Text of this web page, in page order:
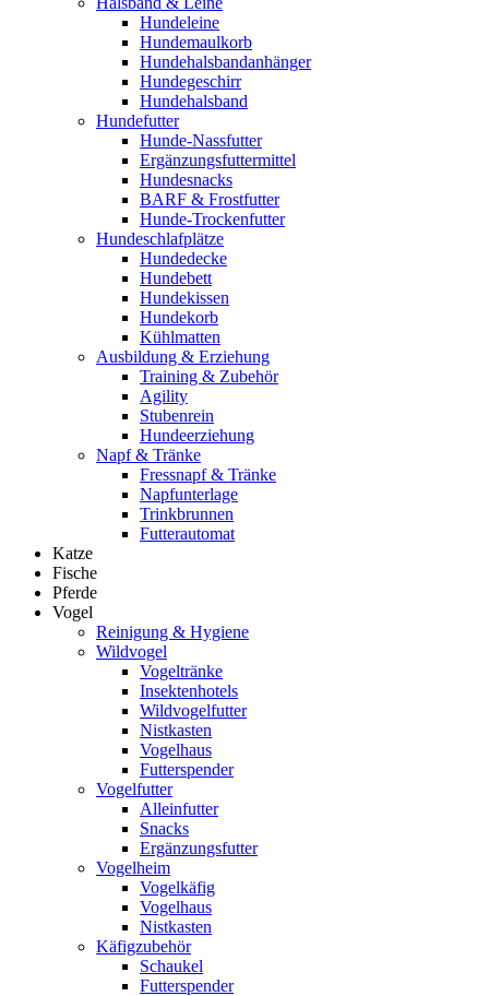
Hundeleine
Hundemaulkorb
Hundehalsbandanhänger
Hundegeschirr
Hundehalsband
Hundefutter
Hunde-Nassfutter
Ergänzungsfuttermittel
Hundesnacks
BARF & Frostfutter
Hunde-Trockenfutter
Hundeschlafplätze
Hundedecke
Hundebett
Hundekissen
Hundekorb
Kühlmatten
Ausbildung & Erziehung
Training & Zubehör
Agility
Stubenrein
Hundeerziehung
Napf & Tränke
Fressnapf & Tränke
Napfunterlage
Trinkbrunnen
Futterautomat
Katze
Fische
Pferde
Vogel
Reinigung & Hygiene
Wildvogel
Vogeltränke
Insektenhotels
Wildvogelfutter
Nistkasten
Vogelhaus
Futterspender
Vogelfutter
Alleinfutter
Snacks
Ergänzungsfutter
Vogelheim
Vogelkäfig
Vogelhaus
Nistkasten
Käfigzubehör
Schaukel
Futterspender